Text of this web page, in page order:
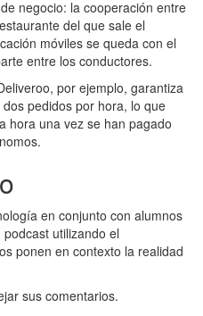
negocio: la cooperación entre
del que sale el
móviles se queda con el
entre los conductores.
por ejemplo, garantiza
pedidos por hora, lo que
hora una vez se han pagado
en conjunto con alumnos
utilizando el
ponen en contexto la realidad
sus comentarios.